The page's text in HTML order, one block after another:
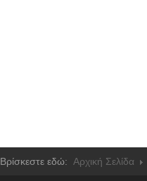
Βρίσκεστε εδώ: Αρχική Σελίδα